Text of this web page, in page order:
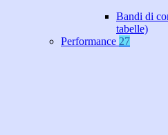
Bandi di
tabelle)
Performance 27